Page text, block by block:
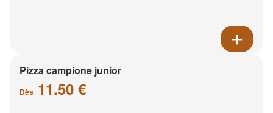
Pizza campione junior
Dès 11.50 €